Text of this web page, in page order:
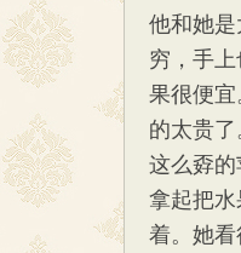
他和她
穷，手
果很便
的太贵
这么孬
拿起把
着。她